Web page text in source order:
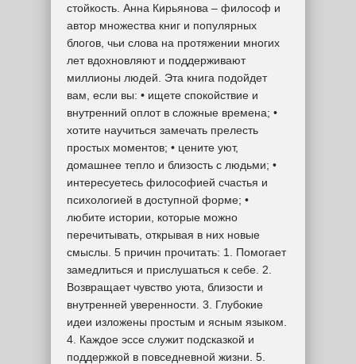
стойкость. Анна Кирьянова – философ и
автор множества книг и популярных
блогов, чьи слова на протяжении многих
лет вдохновляют и поддерживают
миллионы людей. Эта книга подойдет
вам, если вы: • ищете спокойствие и
внутренний оплот в сложные времена; •
хотите научиться замечать прелесть
простых моментов; • цените уют,
домашнее тепло и близость с людьми; •
интересуетесь философией счастья и
психологией в доступной форме; •
любите истории, которые можно
перечитывать, открывая в них новые
смыслы. 5 причин прочитать: 1. Помогает
замедлиться и прислушаться к себе. 2.
Возвращает чувство уюта, близости и
внутренней уверенности. 3. Глубокие
идеи изложены простым и ясным языком.
4. Каждое эссе служит подсказкой и
поддержкой в повседневной жизни. 5.